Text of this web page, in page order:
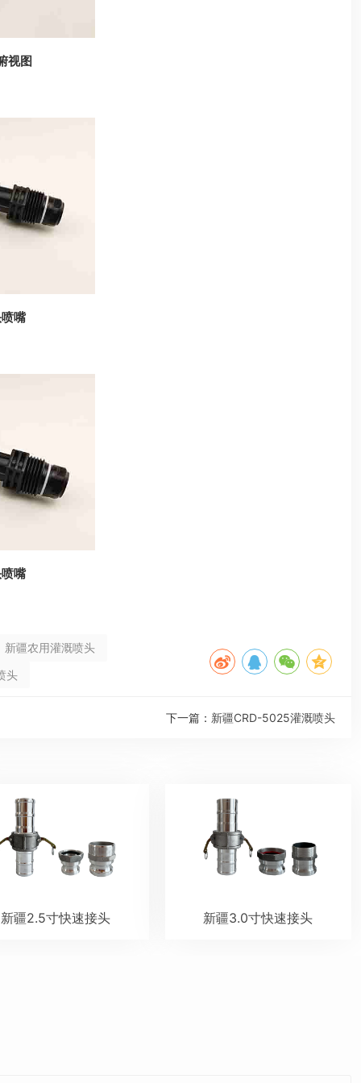
视图
嘴
嘴
新疆农用灌溉喷头
头
下一篇： 新疆CRD-5025灌溉喷头
新疆2.5寸快速接头 新疆3.0寸快速接头